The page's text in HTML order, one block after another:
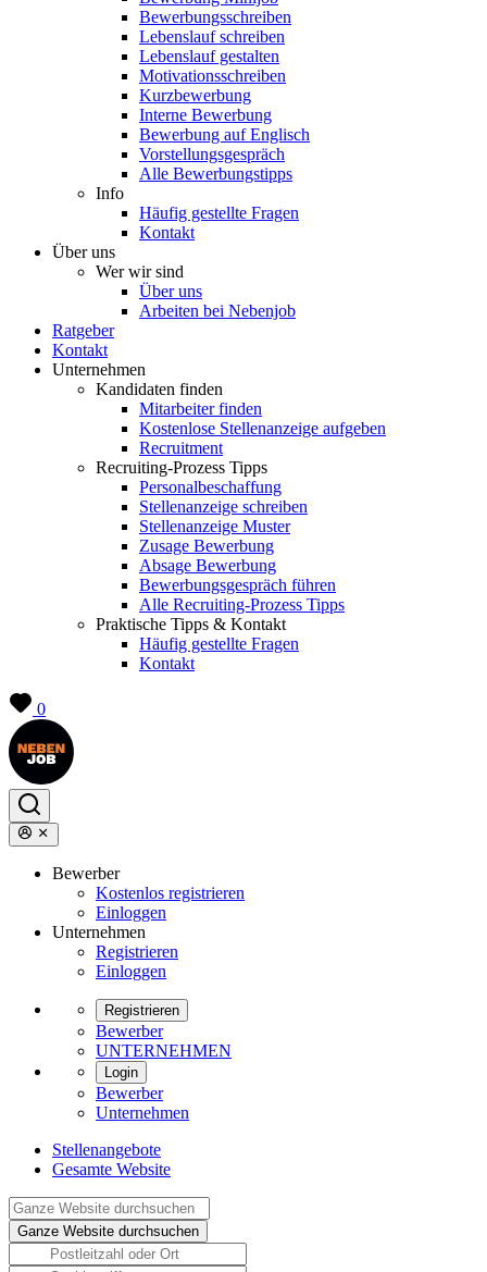
Bewerbungsschreiben
Lebenslauf schreiben
Lebenslauf gestalten
Motivationsschreiben
Kurzbewerbung
Interne Bewerbung
Bewerbung auf Englisch
Vorstellungsgespräch
Alle Bewerbungstipps
Info
Häufig gestellte Fragen
Kontakt
Über uns
Wer wir sind
Über uns
Arbeiten bei Nebenjob
Ratgeber
Kontakt
Unternehmen
Kandidaten finden
Mitarbeiter finden
Kostenlose Stellenanzeige aufgeben
Recruitment
Recruiting-Prozess Tipps
Personalbeschaffung
Stellenanzeige schreiben
Stellenanzeige Muster
Zusage Bewerbung
Absage Bewerbung
Bewerbungsgespräch führen
Alle Recruiting-Prozess Tipps
Praktische Tipps & Kontakt
Häufig gestellte Fragen
Kontakt
0
Bewerber
Kostenlos registrieren
Einloggen
Unternehmen
Registrieren
Einloggen
Registrieren
Bewerber
UNTERNEHMEN
Login
Bewerber
Unternehmen
Stellenangebote
Gesamte Website